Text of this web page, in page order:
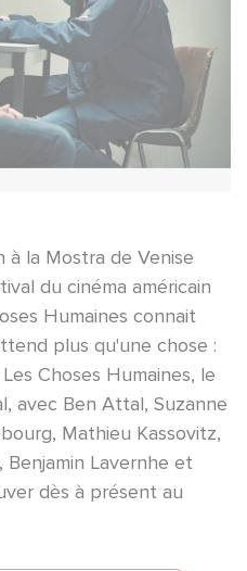
la Mostra de Venise
du cinéma américain
Humaines connait
plus qu'une chose :
Choses Humaines, le
avec Ben Attal, Suzanne
Mathieu Kassovitz,
Benjamin Lavernhe et
dès à présent au